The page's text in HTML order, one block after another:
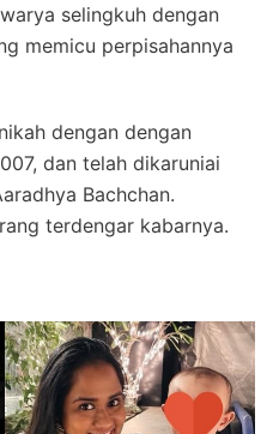
selingkuh dengan
memicu perpisahannya
dengan dengan
dan telah dikaruniai
Bachchan.
terdengar kabarnya.